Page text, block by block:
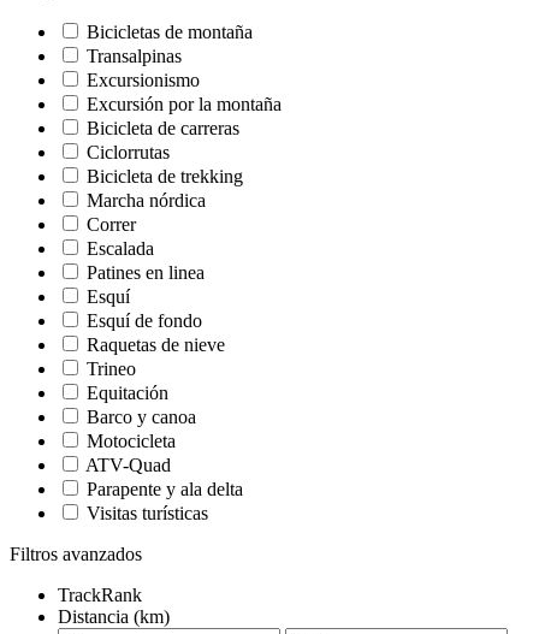
Bicicletas de montaña
Transalpinas
Excursionismo
Excursión por la montaña
Bicicleta de carreras
Ciclorrutas
Bicicleta de trekking
Marcha nórdica
Correr
Escalada
Patines en linea
Esquí
Esquí de fondo
Raquetas de nieve
Trineo
Equitación
Barco y canoa
Motocicleta
ATV-Quad
Parapente y ala delta
Visitas turísticas
Filtros avanzados
TrackRank
Distancia (km)